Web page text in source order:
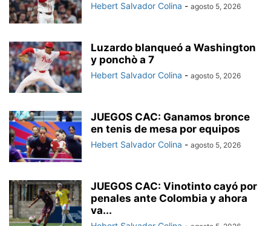
Hebert Salvador Colina - agosto 5, 2026
Luzardo blanqueó a Washington
y ponchò a 7
Hebert Salvador Colina - agosto 5, 2026
JUEGOS CAC: Ganamos bronce
en tenis de mesa por equipos
Hebert Salvador Colina - agosto 5, 2026
JUEGOS CAC: Vinotinto cayó por
penales ante Colombia y ahora
va...